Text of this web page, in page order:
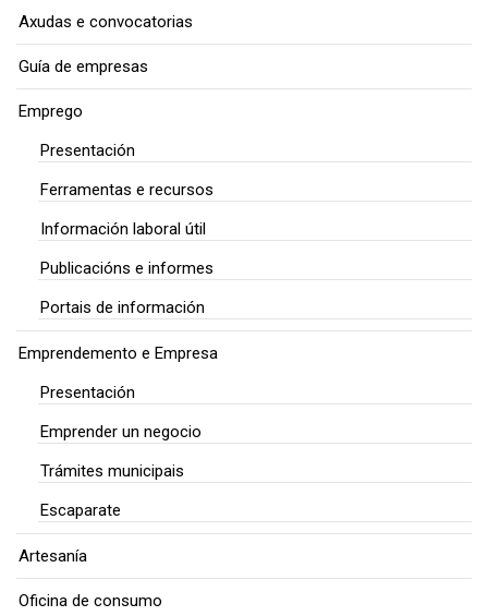
Axudas e convocatorias
Guía de empresas
Emprego
Presentación
Ferramentas e recursos
Información laboral útil
Publicacións e informes
Portais de información
Emprendemento e Empresa
Presentación
Emprender un negocio
Trámites municipais
Escaparate
Artesanía
Oficina de consumo